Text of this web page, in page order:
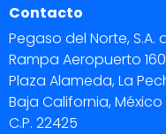
Contacto
Pegaso del Norte, S.A.
Rampa Aeropuerto
Plaza Alameda, La
Baja California, México
C.P. 22425